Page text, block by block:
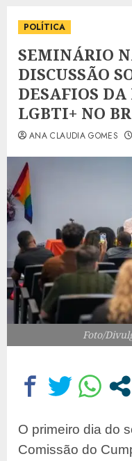
POLÍTICA
SEMINÁRIO
DISCUSSÃO
DESAFIOS
LGBTI+ NO
ANA CLAUDIA GOMES
Foto/
O primeiro dia do
Comissão do